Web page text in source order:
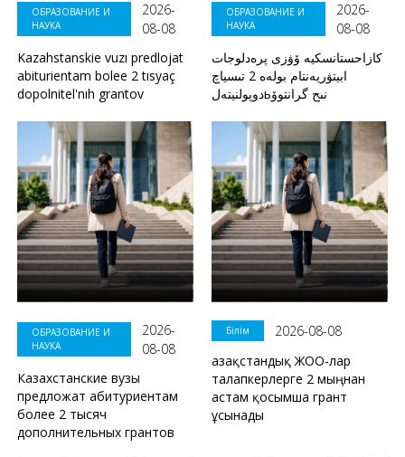
ОБРАЗОВАНИЕ И
НАУКА
2026-
08-08
Kazahstanskie vuzı predlojat
abiturientam bolee 2 tısyaç
dopolnitel'nıh grantov
ОБРАЗОВАНИЕ И
НАУКА
2026-
08-08
كازاحستانسكيە ۆۋزى پرەدلوجات
ابيتۋريەنتام بولەە 2 تىسياچ
دوپولنيتەلьنىح گرانتوۆ
ОБРАЗОВАНИЕ И
НАУКА
2026-
08-08
Казахстанские вузы
предложат абитуриентам
более 2 тысяч
дополнительных грантов
Білім
2026-08-08
Қазақстандық ЖОО-лар
талапкерлерге 2 мыңнан
астам қосымша грант
ұсынады